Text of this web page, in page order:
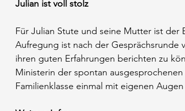
Julian ist voll stolz
Für Julian Stute und seine Mutter ist der
Aufregung ist nach der
ihren guten Erfahrungen berichten zu
Ministerin der spontan
Familienklasse einmal mit eigenen Augen